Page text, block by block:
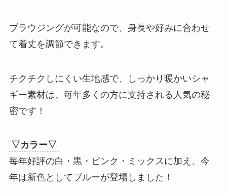
ブラウジングが可能なので、身長や好みに合わせ
て着丈を調節できます。
チクチクしにくい生地感で、しっかり暖かいシャ
ギー素材は、毎年多くの方に支持される人気の秘
密です！
▽カラー▽
毎年好評の白・黒・ピンク・ミックスに加え、今
年は新色としてブルーが登場しました！